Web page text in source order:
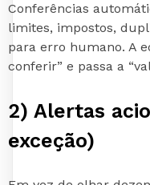
Conferências
limites, impostos,
para erro humano. A
conferir” e passa a
2) Alertas
exceção)